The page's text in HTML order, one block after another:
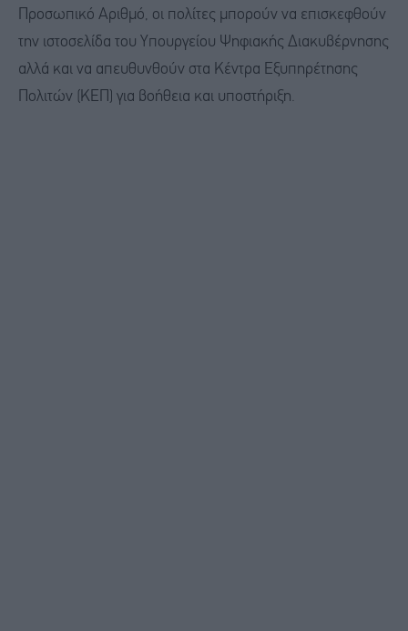
Προσωπικό Αριθμό, οι πολίτες μπορούν να επισκεφθούν
την ιστοσελίδα του Υπουργείου Ψηφιακής Διακυβέρνησης
αλλά και να απευθυνθούν στα Κέντρα Εξυπηρέτησης
Πολιτών (ΚΕΠ) για βοήθεια και υποστήριξη.